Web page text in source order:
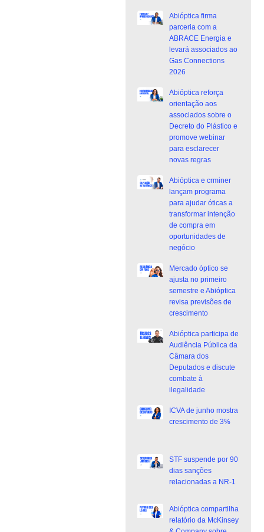
Abióptica firma
parceria com a
ABRACE Energia e
levará associados ao
Gas Connections
2026
Abióptica reforça
orientação aos
associados sobre o
Decreto do Plástico e
promove webinar
para esclarecer
novas regras
Abióptica e crminer
lançam programa
para ajudar óticas a
transformar intenção
de compra em
oportunidades de
negócio
Mercado óptico se
ajusta no primeiro
semestre e Abióptica
revisa previsões de
crescimento
Abióptica participa de
Audiência Pública da
Câmara dos
Deputados e discute
combate à
ilegalidade
ICVA de junho mostra
crescimento de 3%
STF suspende por 90
dias sanções
relacionadas a NR-1
Abióptica compartilha
relatório da McKinsey